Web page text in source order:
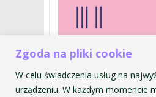
Zgoda na pliki cookie
W celu świadczenia usług na
urządzeniu. W każdym momencie